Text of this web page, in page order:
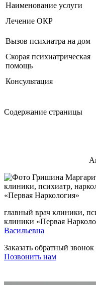
Наименование услуги
Лечение ОКР
Вызов психиатра на дом
Скорая психиатрическая
помощь
Консультация
Содержание страницы
главный врач клиники,
клиники «Первая
Васильевна
Заказать обратный звонок
Позвонить нам